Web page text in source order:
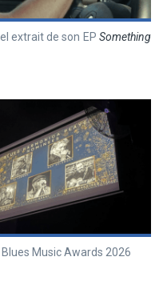
extrait de son EPSomething
Music Awards 2026